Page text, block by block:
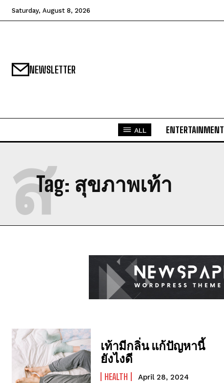
Saturday, August 8, 2026
NEWSLETTER
ALL ENTERTAINMENT
Tag: สุขภาพเท้า
ส
เท้ามีกลิ่น แก้ปัญหานี้
ยังไงดี
HEALTH April 28, 2024